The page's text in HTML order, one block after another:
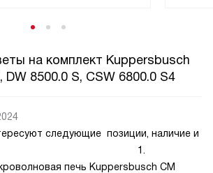
на комплект Kuppersbusch
DW 8500.0 S, CSW 6800.0 S4
следующие позиции, наличие и
1.
печь Kuppersbusch CM